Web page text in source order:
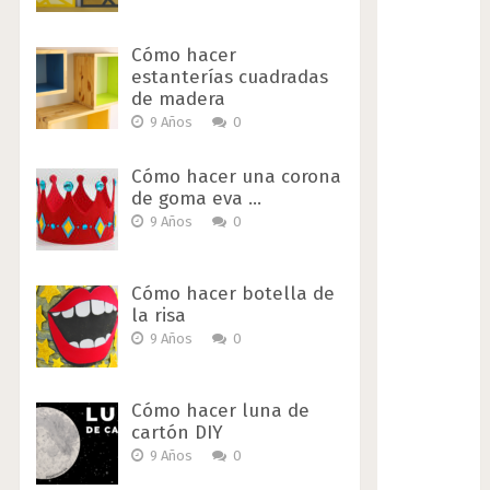
Cómo hacer
estanterías cuadradas
de madera
9 Años 0
Cómo hacer una corona
de goma eva …
9 Años 0
Cómo hacer botella de
la risa
9 Años 0
Cómo hacer luna de
cartón DIY
9 Años 0